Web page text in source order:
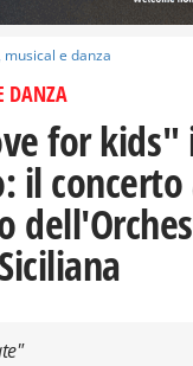
musical e danza
DANZA
for kids"
il